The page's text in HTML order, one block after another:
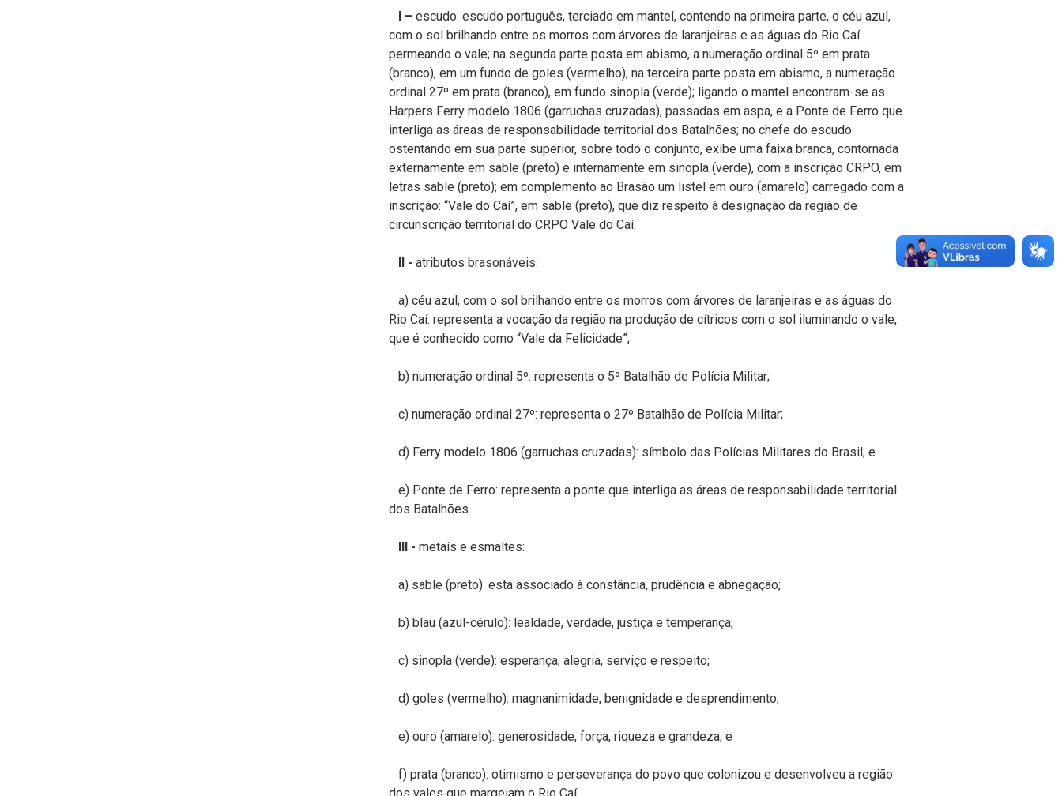
I – escudo: escudo português, terciado em mantel, contendo na primeira parte, o céu azul,
com o sol brilhando entre os morros com árvores de laranjeiras e as águas do Rio Caí
permeando o vale; na segunda parte posta em abismo, a numeração ordinal 5º em prata
(branco), em um fundo de goles (vermelho); na terceira parte posta em abismo, a numeração
ordinal 27º em prata (branco), em fundo sinopla (verde); ligando o mantel encontram-se as
Harpers Ferry modelo 1806 (garruchas cruzadas), passadas em aspa, e a Ponte de Ferro que
interliga as áreas de responsabilidade territorial dos Batalhões; no chefe do escudo
ostentando em sua parte superior, sobre todo o conjunto, exibe uma faixa branca, contornada
externamente em sable (preto) e internamente em sinopla (verde), com a inscrição CRPO, em
letras sable (preto); em complemento ao Brasão um listel em ouro (amarelo) carregado com a
inscrição: “Vale do Caí”, em sable (preto), que diz respeito à designação da região de
circunscrição territorial do CRPO Vale do Caí.
II - atributos brasonáveis:
a) céu azul, com o sol brilhando entre os morros com árvores de laranjeiras e as águas do
Rio Caí: representa a vocação da região na produção de cítricos com o sol iluminando o vale,
que é conhecido como “Vale da Felicidade”;
b) numeração ordinal 5º: representa o 5º Batalhão de Polícia Militar;
c) numeração ordinal 27º: representa o 27º Batalhão de Polícia Militar;
d) Ferry modelo 1806 (garruchas cruzadas): símbolo das Polícias Militares do Brasil; e
e) Ponte de Ferro: representa a ponte que interliga as áreas de responsabilidade territorial
dos Batalhões.
III - metais e esmaltes:
a) sable (preto): está associado à constância, prudência e abnegação;
b) blau (azul-cérulo): lealdade, verdade, justiça e temperança;
c) sinopla (verde): esperança, alegria, serviço e respeito;
d) goles (vermelho): magnanimidade, benignidade e desprendimento;
e) ouro (amarelo): generosidade, força, riqueza e grandeza; e
f) prata (branco): otimismo e perseverança do povo que colonizou e desenvolveu a região